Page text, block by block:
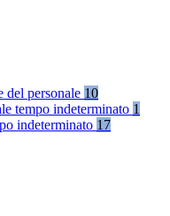
del personale 10
tempo indeterminato 1
indeterminato 17